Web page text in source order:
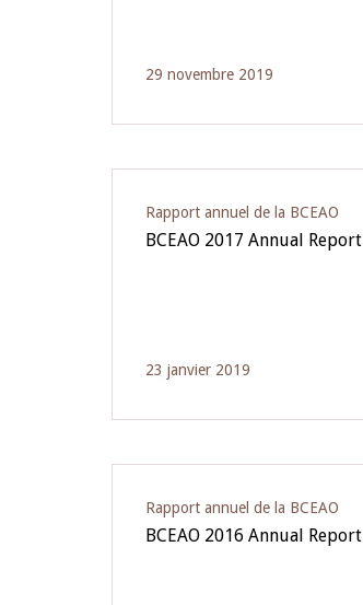
29 novembre 2019
Rapport annuel de la BCEAO
BCEAO 2017 Annual Report
23 janvier 2019
Rapport annuel de la BCEAO
BCEAO 2016 Annual Report